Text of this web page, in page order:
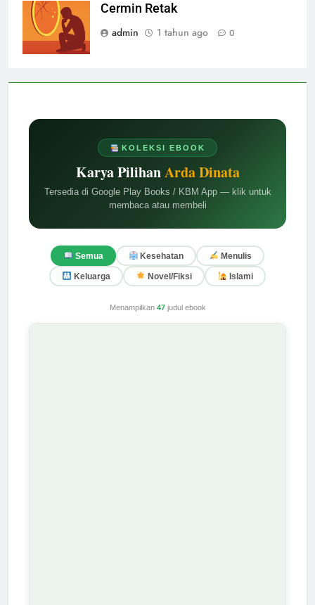
KOLEKSI EBOOK
Karya PilihanArda Dinata
Tersedia di Google Play Books / KBM App — klik untuk
membaca atau membeli
Semua Kesehatan Menulis
Keluarga Novel/Fiksi Islami
Menampilkan 47judul ebook
Cermin Retak
admin
1 tahun ago 0